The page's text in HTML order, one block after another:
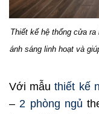
Thiết kế hệ thống cửa
ánh sáng linh hoạt và
Với mẫuthiết kế
–2 phòng ngủ